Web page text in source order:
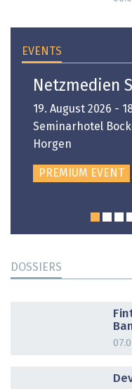
EVENTS
Netzmedien
19. August 2026 -
Seminarhotel
Horgen
PREMIUM EVENT
DOSSIERS